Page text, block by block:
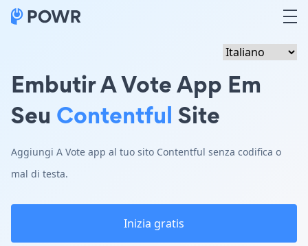
Embutir A Vote App Em
Seu Contentful Site
Aggiungi A Vote app al tuo sito Contentful senza codifica o
mal di testa.
Inizia gratis